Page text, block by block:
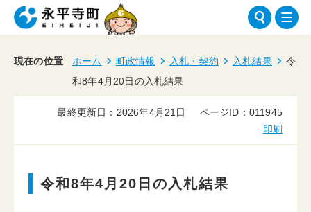
現在の位置 ホーム 町政情報 入札・契約 入札結果
令
和8年4月20日の入札結果
最終更新日：2026年4月21日
ページID：011945
印刷
令和8年4月20日の入札結果